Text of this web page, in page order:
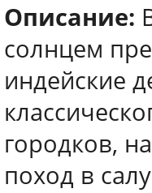
Описание:
солнцем
индейские
городков,
поход в